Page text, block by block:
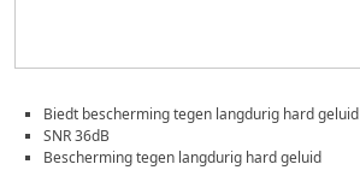
Biedt bescherming tegen langdurig hard geluid
SNR 36dB
Bescherming tegen langdurig hard geluid